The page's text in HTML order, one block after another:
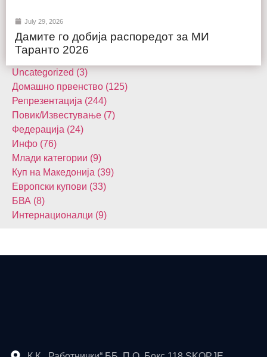
July 29, 2026
Дамите го добија распоредот за МИ
Таранто 2026
Uncategorized (3)
Домашнo првенство (125)
Репрезентација (244)
Повик/Известување (7)
Федерација (24)
Инфо (76)
Млади категории (9)
Куп на Македонија (39)
Европски купови (33)
БВА (8)
Интернационалци (9)